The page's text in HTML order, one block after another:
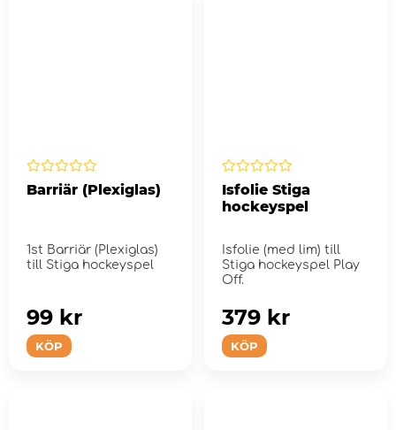
Barriär (Plexiglas)
1st Barriär (Plexiglas)
till Stiga hockeyspel
KÖP
99 kr
Isfolie Stiga
hockeyspel
Isfolie (med lim) till
Stiga hockeyspel Play
Off.
KÖP
379 kr